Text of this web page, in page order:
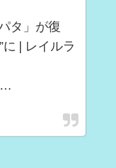
タ」が復
| レイルラ